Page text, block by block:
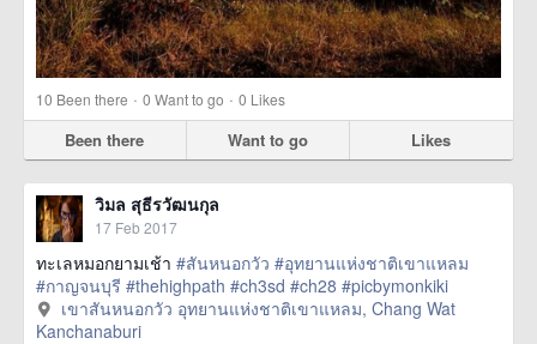
10 Been there · 0 Want to go · 0 Likes
Been there Want to go Likes
วิมล สุธีรวัฒนกุล
17 Feb 2017
ทะเลหมอกยามเช้า #สันหนอกวัว #อุทยานแห่งชาติเขาแหลม
#กาญจนบุรี #thehighpath #ch3sd #ch28 #picbymonkiki
เขาสันหนอกวัว อุทยานแห่งชาติเขาแหลม, Chang Wat
Kanchanaburi